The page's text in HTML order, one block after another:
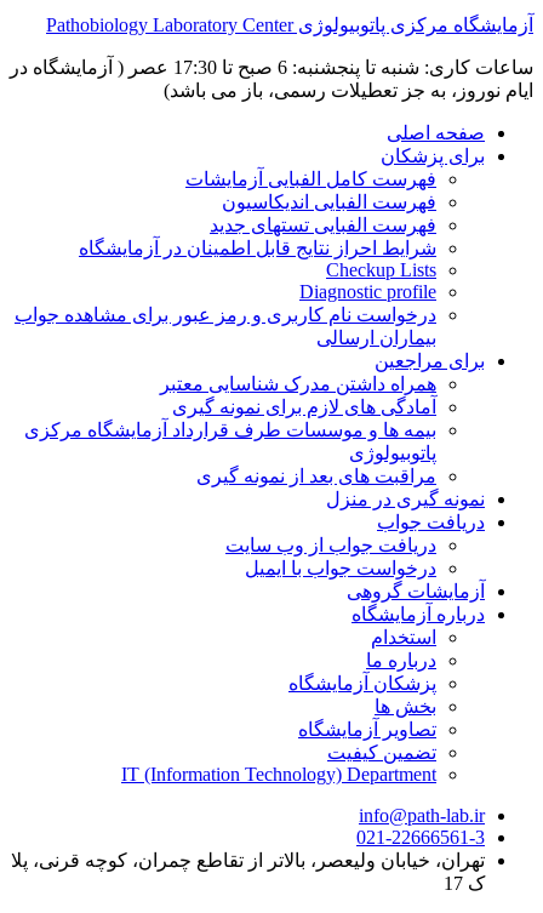
آزمایشگاه مرکزی پاتوبیولوژی Pathobiology Laboratory Center
ساعات کاری: شنبه تا پنجشنبه: 6 صبح تا 17:30 عصر ( آزمایشگاه در
ایام نوروز، به جز تعطیلات رسمی، باز می باشد)
صفحه اصلی
برای پزشکان
فهرست کامل الفبایی آزمایشات
فهرست الفبایی اندیکاسیون
فهرست الفبایی تستهای جدید
شرایط احراز نتایج قابل اطمینان در آزمایشگاه
Checkup Lists
Diagnostic profile
درخواست نام کاربری و رمز عبور برای مشاهده جواب
بیماران ارسالی
برای مراجعین
همراه داشتن مدرک شناسایی معتبر
آمادگی های لازم برای نمونه گیری
بیمه ها و موسسات طرف قرارداد آزمایشگاه مرکزی
پاتوبیولوژی
مراقبت های بعد از نمونه گیری
نمونه گیری در منزل
دریافت جواب
دریافت جواب از وب سایت
درخواست جواب با ایمیل
آزمایشات گروهی
درباره آزمایشگاه
استخدام
درباره ما
پزشکان آزمایشگاه
بخش ها
تصاویر آزمایشگاه
تضمین کیفیت
IT (Information Technology) Department
info@path-lab.ir
021-22666561-3
تهران، خیابان ولیعصر، بالاتر از تقاطع چمران، کوچه قرنی، پلا
ک 17